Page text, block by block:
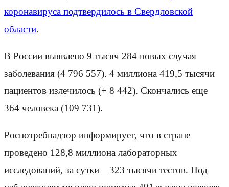
коронавируса подтвердилось в Свердловской
области.
В России выявлено 9 тысяч 284 новых случая
заболевания (4 796 557). 4 миллиона 419,5 тысячи
пациентов излечилось (+ 8 442). Скончались еще
364 человека (109 731).
Роспотребнадзор информирует, что в стране
проведено 128,8 миллиона лабораторных
исследований, за сутки – 323 тысячи тестов. Под